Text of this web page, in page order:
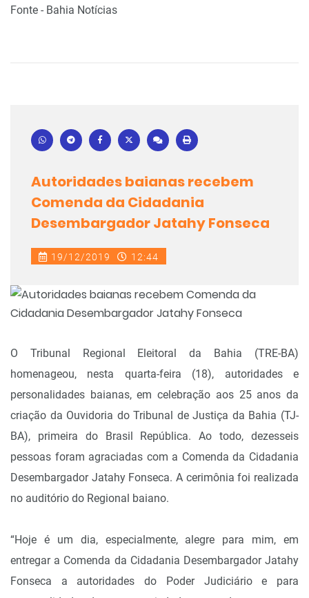
Fonte - Bahia Notícias
Autoridades baianas recebem
Comenda da Cidadania
Desembargador Jatahy Fonseca
19/12/2019 12:44
O Tribunal Regional Eleitoral da Bahia (TRE-BA)
homenageou, nesta quarta-feira (18), autoridades e
personalidades baianas, em celebração aos 25 anos da
criação da Ouvidoria do Tribunal de Justiça da Bahia (TJ-
BA), primeira do Brasil República. Ao todo, dezesseis
pessoas foram agraciadas com a Comenda da Cidadania
Desembargador Jatahy Fonseca. A cerimônia foi realizada
no auditório do Regional baiano.
“Hoje é um dia, especialmente, alegre para mim, em
entregar a Comenda da Cidadania Desembargador Jatahy
Fonseca a autoridades do Poder Judiciário e para